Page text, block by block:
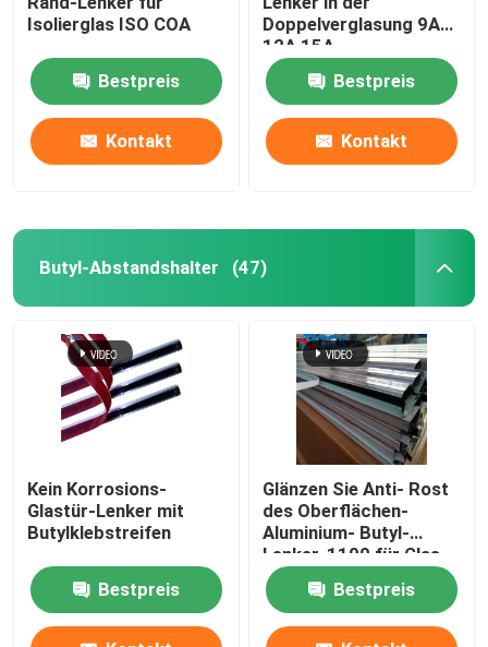
Isolierglas ISO COA
Bestpreis
Kontakt
Doppelverglasung 9A
12A 15A
Bestpreis
Kontakt
Butyl-Abstandshalter (47)
Kein Korrosions-
Glastür-Lenker mit
Butylklebstreifen
Bestpreis
Glänzen Sie Anti- Rost
des Oberflächen-
Aluminium- Butyl-
Lenker-1100 für Glas-
Windows
Bestpreis